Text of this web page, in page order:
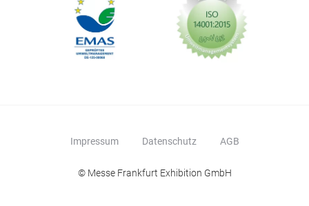
Impressum Datenschutz AGB
© Messe Frankfurt Exhibition GmbH